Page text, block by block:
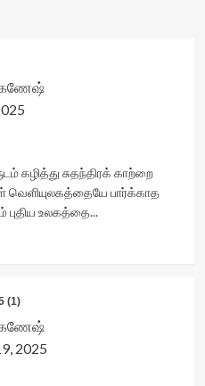
கணேஷ்
கழித்து சுதந்திரக் காற்றை
வெளியுலகத்தையே பார்க்காத
உலகத்தை...
(1)
கணேஷ்
2025